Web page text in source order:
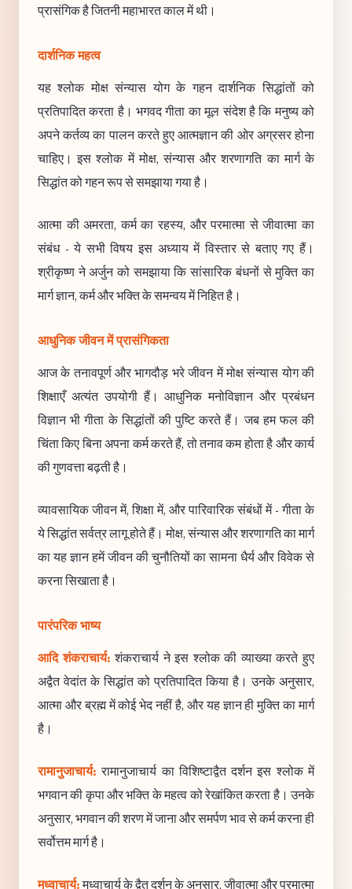
प्रासंगिक है जितनी महाभारत काल में थी।
दार्शनिक महत्व
यह श्लोक मोक्ष संन्यास योग के गहन दार्शनिक सिद्धांतों को
प्रतिपादित करता है। भगवद गीता का मूल संदेश है कि मनुष्य को
अपने कर्तव्य का पालन करते हुए आत्मज्ञान की ओर अग्रसर होना
चाहिए। इस श्लोक में मोक्ष, संन्यास और शरणागति का मार्ग के
सिद्धांत को गहन रूप से समझाया गया है।
आत्मा की अमरता, कर्म का रहस्य, और परमात्मा से जीवात्मा का
संबंध - ये सभी विषय इस अध्याय में विस्तार से बताए गए हैं।
श्रीकृष्ण ने अर्जुन को समझाया कि सांसारिक बंधनों से मुक्ति का
मार्ग ज्ञान, कर्म और भक्ति के समन्वय में निहित है।
आधुनिक जीवन में प्रासंगिकता
आज के तनावपूर्ण और भागदौड़ भरे जीवन में मोक्ष संन्यास योग की
शिक्षाएँ अत्यंत उपयोगी हैं। आधुनिक मनोविज्ञान और प्रबंधन
विज्ञान भी गीता के सिद्धांतों की पुष्टि करते हैं। जब हम फल की
चिंता किए बिना अपना कर्म करते हैं, तो तनाव कम होता है और कार्य
की गुणवत्ता बढ़ती है।
व्यावसायिक जीवन में, शिक्षा में, और पारिवारिक संबंधों में - गीता के
ये सिद्धांत सर्वत्र लागू होते हैं। मोक्ष, संन्यास और शरणागति का मार्ग
का यह ज्ञान हमें जीवन की चुनौतियों का सामना धैर्य और विवेक से
करना सिखाता है।
पारंपरिक भाष्य
आदि शंकराचार्य: शंकराचार्य ने इस श्लोक की व्याख्या करते हुए
अद्वैत वेदांत के सिद्धांत को प्रतिपादित किया है। उनके अनुसार,
आत्मा और ब्रह्म में कोई भेद नहीं है, और यह ज्ञान ही मुक्ति का मार्ग
है।
रामानुजाचार्य: रामानुजाचार्य का विशिष्टाद्वैत दर्शन इस श्लोक में
भगवान की कृपा और भक्ति के महत्व को रेखांकित करता है। उनके
अनुसार, भगवान की शरण में जाना और समर्पण भाव से कर्म करना ही
सर्वोत्तम मार्ग है।
मध्वाचार्य:मध्वाचार्य के द्वैत दर्शन के अनुसार, जीवात्मा और परमात्मा